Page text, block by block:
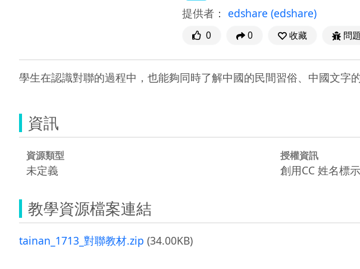
提供者： edshare (edshare)
0 0 收藏 問
學生在認識對聯的過程中，也能夠同時了解中國的民間習俗、中國文字
資訊
資源類型
未定義
授權資訊
創用CC 姓名標
教學資源檔案連結
tainan_1713_對聯教材.zip (34.00KB)